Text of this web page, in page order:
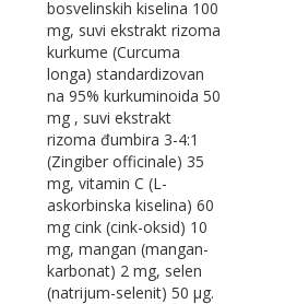
bosvelinskih kiselina 100
mg, suvi ekstrakt rizoma
kurkume (Curcuma
longa) standardizovan
na 95% kurkuminoida 50
mg , suvi ekstrakt
rizoma đumbira 3-4:1
(Zingiber officinale) 35
mg, vitamin C (L-
askorbinska kiselina) 60
mg cink (cink-oksid) 10
mg, mangan (mangan-
karbonat) 2 mg, selen
(natrijum-selenit) 50 μg.